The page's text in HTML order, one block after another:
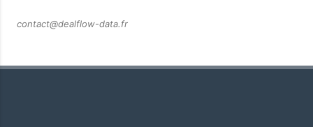
contact@dealflow-data.fr